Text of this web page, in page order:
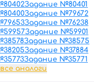
80402Задание №80401
80400Задание №79672
79653Задание №76238
59957Задание №59901
38578Задание №38575
38205Задание №37884
35773Задание №35771
аналоги